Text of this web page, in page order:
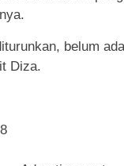
belum
Diza.